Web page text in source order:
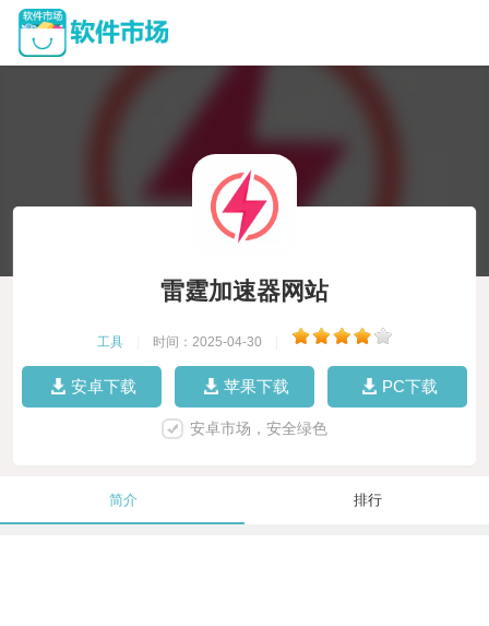
雷霆加速器网站
工具 时间：2025-04-30
安卓下载 苹果下载 PC下载
安卓市场，安全绿色
简介 排行